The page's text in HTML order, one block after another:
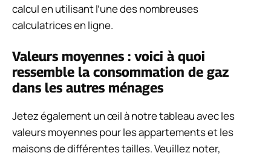
calcul en utilisant l’une des nombreuses
calculatrices en ligne.
Valeurs moyennes : voici à quoi
ressemble la consommation de gaz
dans les autres ménages
Jetez également un œil à notre tableau avec les
valeurs moyennes pour les appartements et les
maisons de différentes tailles. Veuillez noter,